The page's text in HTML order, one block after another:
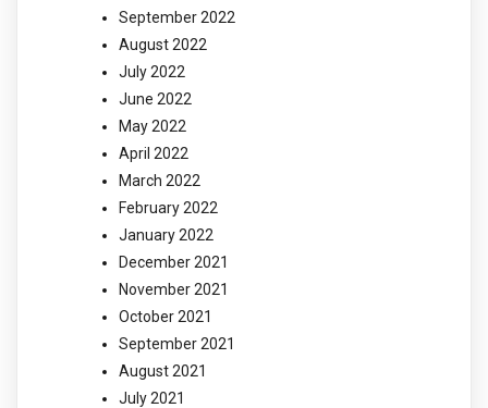
September 2022
August 2022
July 2022
June 2022
May 2022
April 2022
March 2022
February 2022
January 2022
December 2021
November 2021
October 2021
September 2021
August 2021
July 2021